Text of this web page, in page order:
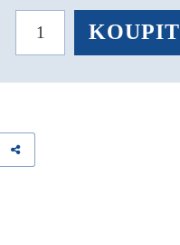
KOUPIT